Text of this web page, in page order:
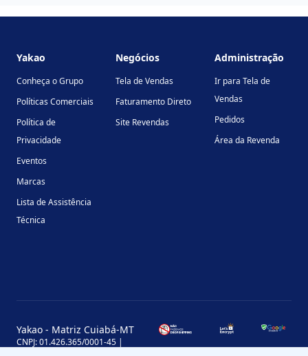
Yakao
Conheça o Grupo
Políticas Comerciais
Política de
Privacidade
Eventos
Marcas
Lista de Assistência
Técnica
Negócios
Tela de Vendas
Faturamento Direto
Site Revendas
Administração
Ir para Tela de
Vendas
Pedidos
Área da Revenda
Yakao - Matriz Cuiabá-MT
CNPJ: 01.426.365/0001-45 |